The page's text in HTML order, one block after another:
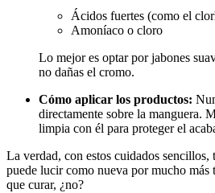
Ácidos fuertes (como el
Amoníaco o cloro
Lo mejor es optar por jabones
no dañas el cromo.
Cómo aplicar los productos:
directamente sobre la manguera.
limpia con él para proteger el
La verdad, con estos cuidados sencillos,
puede lucir como nueva por mucho
que curar, ¿no?